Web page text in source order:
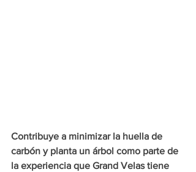
Contribuye a minimizar la huella de
carbón y planta un árbol como parte de
la experiencia que Grand Velas tiene